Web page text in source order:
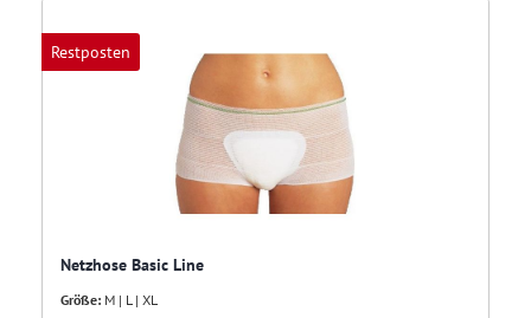
Restposten
Netzhose Basic Line
Größe: M | L | XL